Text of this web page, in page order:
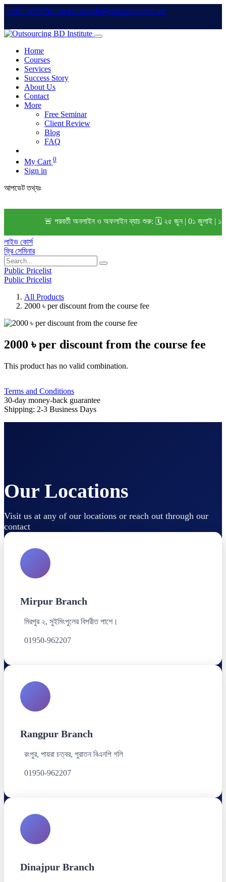
01950-96220701828-015102info@outsourcingbd.net
Home
Courses
Services
Success Story
About Us
Contact
More
Free Seminar
Client Review
Blog
FAQ
My Cart 0
Sign in
আপডেট তথ্যঃ
🚨 পরবর্তী অনলাইন ও অফলাইন ব্যাচ শুরু: 🗓️ ২৫ জুন | 0১ জুলাই | ১৫
লাইভ কোর্স
ফ্রি সেমিনার
Public Pricelist
Public Pricelist
All Products
2000 ৳ per discount from the course fee
2000 ৳ per discount from the course fee
This product has no valid combination.
Terms and Conditions
30-day money-back guarantee
Shipping: 2-3 Business Days
Our Locations
Visit us at any of our locations or reach out through our
contact
Mirpur Branch
মিরপুর ২, সুইমিংপুলের বিপরীত পাশে।
01950-962207
Rangpur Branch
রংপুর, পায়রা চত্বর, পুরাতন বিএনপি গলি
01950-962207
Dinajpur Branch